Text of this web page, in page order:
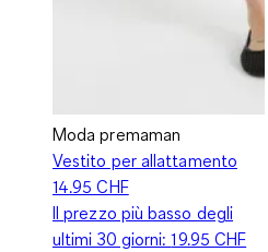
Moda premaman
Vestito per allattamento
14.95 CHF
Il prezzo più basso degli
ultimi 30 giorni:19.95 CHF